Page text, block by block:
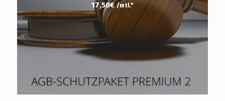
17,50€ /mtl.*